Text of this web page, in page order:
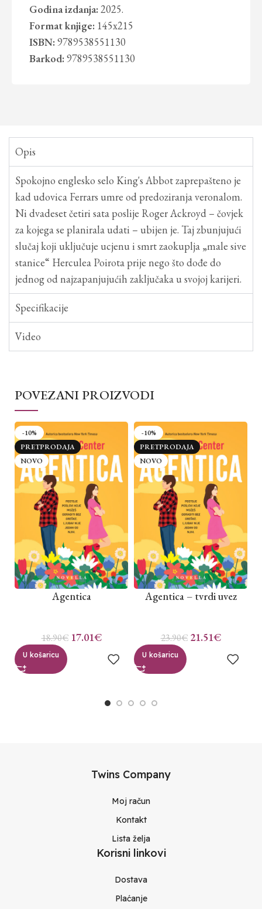
Godina izdanja: 2025.
Format knjige: 145x215
ISBN: 9789538551130
Barkod: 9789538551130
Opis
Spokojno englesko selo King's Abbot zaprepašteno je
kad udovica Ferrars umre od predoziranja veronalom.
Ni dvadeset četiri sata poslije Roger Ackroyd – čovjek
za kojega se planirala udati – ubijen je. Taj zbunjujući
slučaj koji uključuje ucjenu i smrt zaokuplja „male sive
stanice“ Herculea Poirota prije nego što dođe do
jednog od najzapanjujućih zaključaka u svojoj karijeri.
Specifikacije
Video
POVEZANI PROIZVODI
-10%
PRETPRODAJA
NOVO
Agentica
18.90€ 17.01€
U košaricu
-10%
PRETPRODAJA
NOVO
Agentica – tvrdi uvez
23.90€ 21.51€
U košaricu
Twins Company
Moj račun
Kontakt
Lista želja
Korisni linkovi
Dostava
Plaćanje